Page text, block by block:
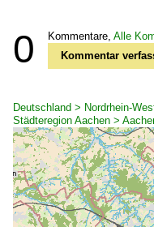
0 Kommentare, Alle
Kommentar
Deutschland > Nordrhein-
Städteregion Aachen >